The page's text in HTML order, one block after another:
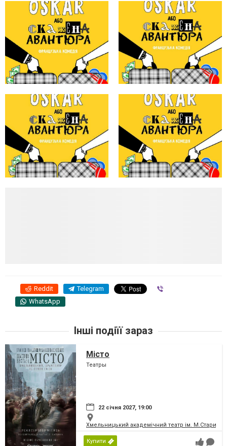
Reddit Telegram
WhatsApp
Інші подіїї зараз
Місто
Театры
22 січня 2027, 19:00
Хмельницький академічний театр ім.
Купити